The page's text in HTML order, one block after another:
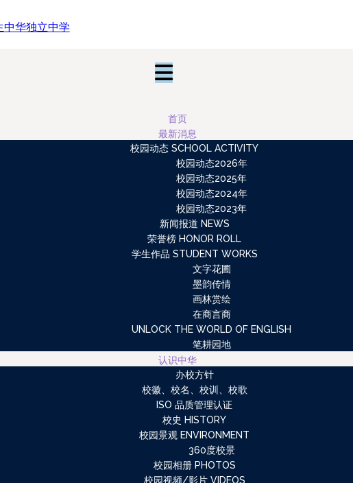
首页
最新消息
校园动态 SCHOOL ACTIVITY
校园动态2026年
校园动态2025年
校园动态2024年
校园动态2023年
新闻报道 NEWS
荣誉榜 HONOR ROLL
学生作品 STUDENT WORKS
文字花圃
墨韵传情
画林赏绘
在商言商
UNLOCK THE WORLD OF ENGLISH
笔耕园地
认识中华
办校方针
校徽、校名、校训、校歌
ISO 品质管理认证
校史 HISTORY
校园景观 ENVIRONMENT
360度校景
校园相册 PHOTOS
校园视频/影片 VIDEOS